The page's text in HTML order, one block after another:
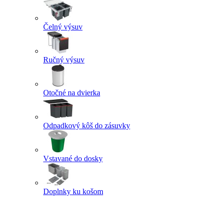
Čelný výsuv
Ručný výsuv
Otočné na dvierka
Odpadkový kôš do zásuvky
Vstavané do dosky
Doplnky ku košom